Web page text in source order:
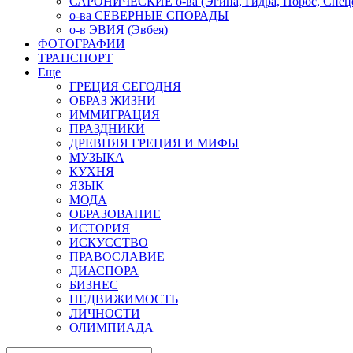
о-ва СЕВЕРНЫЕ СПОРАДЫ
о-в ЭВИЯ (Эвбея)
ФОТОГРАФИИ
ТРАНСПОРТ
Еще
ГРЕЦИЯ СЕГОДНЯ
ОБРАЗ ЖИЗНИ
ИММИГРАЦИЯ
ПРАЗДНИКИ
ДРЕВНЯЯ ГРЕЦИЯ И МИФЫ
МУЗЫКА
КУХНЯ
ЯЗЫК
МОДА
ОБРАЗОВАНИЕ
ИСТОРИЯ
ИСКУССТВО
ПРАВОСЛАВИЕ
ДИАСПОРА
БИЗНЕС
НЕДВИЖИМОСТЬ
ЛИЧНОСТИ
ОЛИМПИАДА